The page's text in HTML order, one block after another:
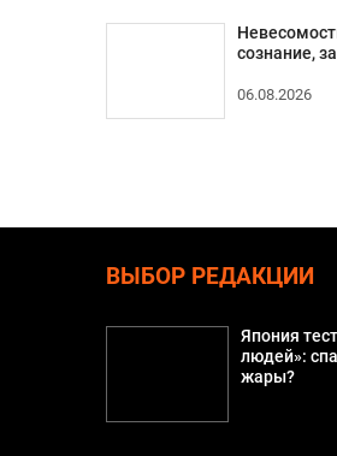
сознание,
06.08.2026
ВЫБОР РЕДАКЦИИ
Япония
людей»:
жары?